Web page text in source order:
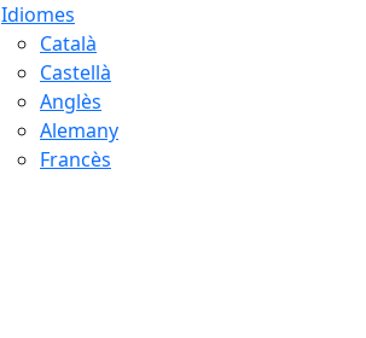
Idiomes
Català
Castellà
Anglès
Alemany
Francès